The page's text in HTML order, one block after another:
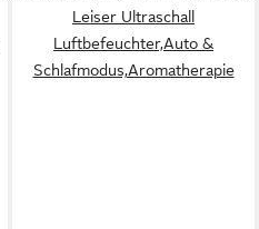
Leiser Ultraschall
Luftbefeuchter,Auto &
Schlafmodus,Aromatherapie